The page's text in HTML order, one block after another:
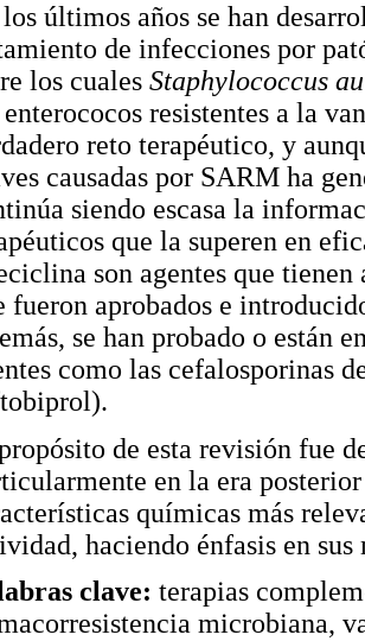
últimos años se han
de infecciones por
los cuales Staphylococcus
resistentes a la
reto terapéutico, y
causadas por SARM ha
siendo escasa la
que la superen en
son agentes que
fueron aprobados e
se han probado o están
como las cefalosporinas
de esta revisión fue
en la era
químicas más
haciendo énfasis en
clave: terapias
microbiana,